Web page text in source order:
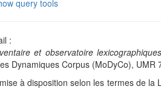
query tools
:
et observatoire
Dynamiques Corpus (MoDyCo),
à disposition selon les termes de la